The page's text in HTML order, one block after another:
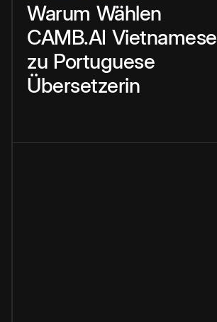
Warum Wählen
CAMB.AI Vietnamese
zu Portuguese
Übersetzerin